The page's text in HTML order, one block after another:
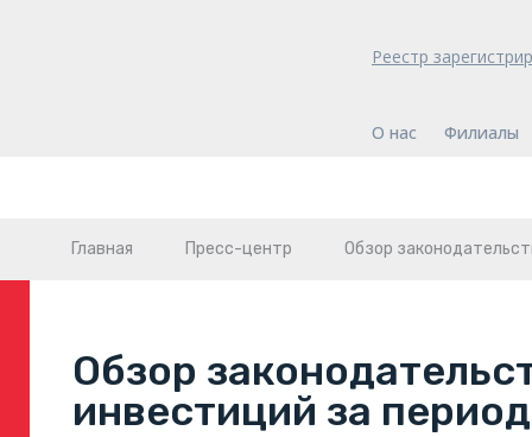
Реестр
О нас Филиалы
Главная Пресс-центр Обзор
Обзор
инвестиций за